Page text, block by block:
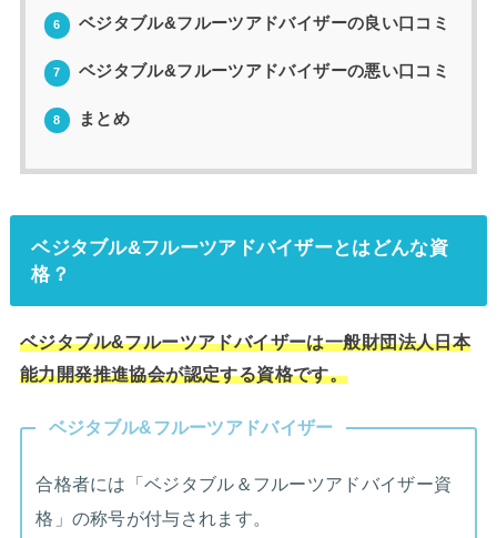
6 ベジタブル&フルーツアドバイザーの良い口コミ
7 ベジタブル&フルーツアドバイザーの悪い口コミ
8 まとめ
ベジタブル&フルーツアドバイザーとはどんな資
格？
ベジタブル&フルーツアドバイザーは一般財団法人日本
能力開発推進協会が認定する資格です。
ベジタブル&フルーツアドバイザー
合格者には「ベジタブル＆フルーツアドバイザー資
格」の称号が付与されます。